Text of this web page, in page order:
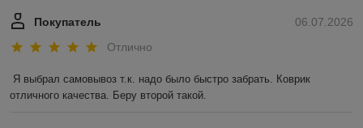
06.07.2026
Покупатель
Отлично
Я выбрал самовывоз т.к. надо было быстро забрать. Коврик
отличного качества. Беру второй такой.